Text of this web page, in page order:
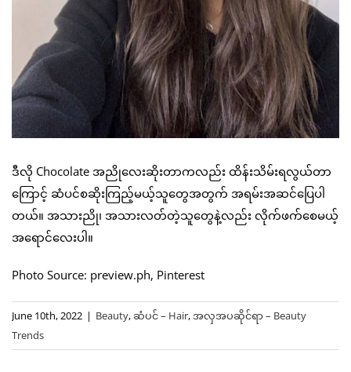
ဒီလို Chocolate အညိုလေးဆိုးတာကလည်း ထိန်းသိမ်းရလွယ်တာ
ကြောင့် ဆံပင်စဆိုးကြည့်မယ့်သူတွေအတွက် အရမ်းအဆင်ပြေပါ
တယ်။ အသားညို၊ အသားလတ်တဲ့သူတွေနဲ့လည်း လိုက်ဖက်စေမယ့်
အရောင်လေးပါ။
Photo Source: preview.ph, Pinterest
June 10th, 2022 | Beauty,ဆံပင် – Hair,အလှအပဆိုင်ရာ – Beauty
Trends